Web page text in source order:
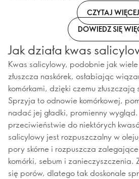
CZYTAJ WIĘCEJ
DOWIEDZ SIĘ
Jak działa kwas
Kwas salicylowy, podobnie jak wiele
złuszcza naskórek, osłabiając
komórkami, dzięki czemu złuszczają
Sprzyja to odnowie komórkowej,
nadać jej gładki, promienny
przeciwieństwie do niektórych
salicylowy jest rozpuszczalny w
pory skórne i rozpuszcza
komórki, sebum i
się porów, dlatego tak doskonale